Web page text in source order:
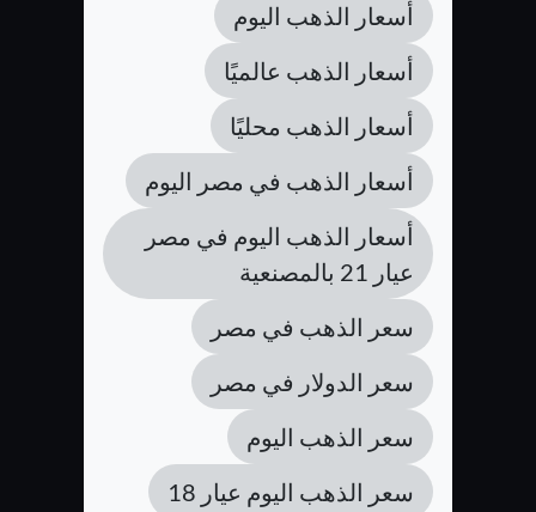
أسعار الذهب اليوم
أسعار الذهب عالميًا
أسعار الذهب محليًا
أسعار الذهب في مصر اليوم
أسعار الذهب اليوم في مصر
عيار 21 بالمصنعية
سعر الذهب في مصر
سعر الدولار في مصر
سعر الذهب اليوم
سعر الذهب اليوم عيار 18